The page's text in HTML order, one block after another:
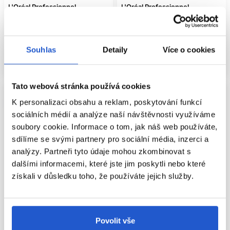
Souhlas Detaily Více o cookies
Tato webová stránka používá cookies
K personalizaci obsahu a reklam, poskytování funkcí
sociálních médií a analýze naší návštěvnosti využíváme
soubory cookie. Informace o tom, jak náš web používáte,
sdílíme se svými partnery pro sociální média, inzerci a
analýzy. Partneři tyto údaje mohou zkombinovat s
dalšími informacemi, které jste jim poskytli nebo které
získali v důsledku toho, že používáte jejich služby.
Povolit vše
suchosti, tloušťky a zatížení. Delší působení, než uvádí
výrobce, není automaticky účinnější.
Pokud jsou vlasy po masce měkké, ale bez objemu, snižte
bohatší péči nebo přidejte malé množství bezoplachového
BLONDIFIER PRO MELÍR A
BALAYAGE
U melíru nanášejte péči rovnoměrně, ale sledujte nejvíce
zesvětlené části. Balayage může mít světlé konce a tmavší
kořínky, proto kondicionér soustřeďte do délek a pokožku
čistěte podle jejích potřeb.
Pigmentovaný produkt může na různých úrovních vytvořit
odlišný výsledek. Světlé konce se ochladí výrazněji než
tmavší zlatá zóna. Při nerovnoměrné barvě je vhodnější
TEPELNÁ OCHRANA A
L'Oréal Professionnel
Koupit
Skladem ㅤ
L'Oréal Professionnel
Mám záujem
Aktuálně nedostupné